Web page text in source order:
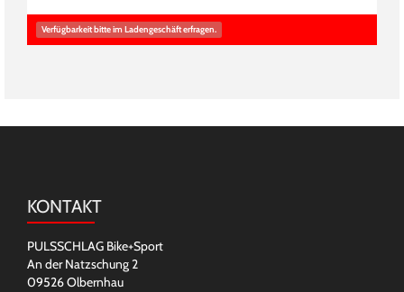
Verfügbarkeit bitte im Ladengeschäft erfragen.
KONTAKT
PULSSCHLAG Bike+Sport
An der Natzschung 2
09526 Olbernhau